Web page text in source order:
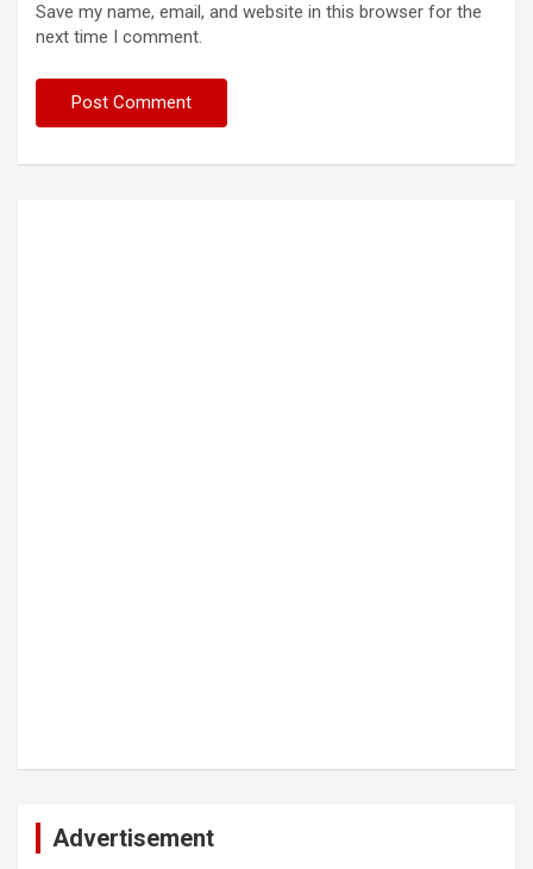
Save my name, email, and website in this browser for the
next time I comment.
Advertisement